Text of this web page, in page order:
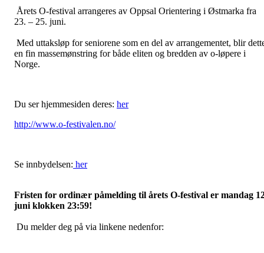
Årets O-festival arrangeres av Oppsal Orientering i Østmarka fra
23. – 25. juni.
Med uttaksløp for seniorene som en del av arrangementet, blir
en fin massemønstring for både eliten og bredden av o-løpere i
Norge.
Du ser hjemmesiden deres: her
http://www.o-festivalen.no/
Se innbydelsen: her
Fristen for ordinær påmelding til årets O-festival er mandag
juni klokken 23:59!
Du melder deg på via linkene nedenfor: